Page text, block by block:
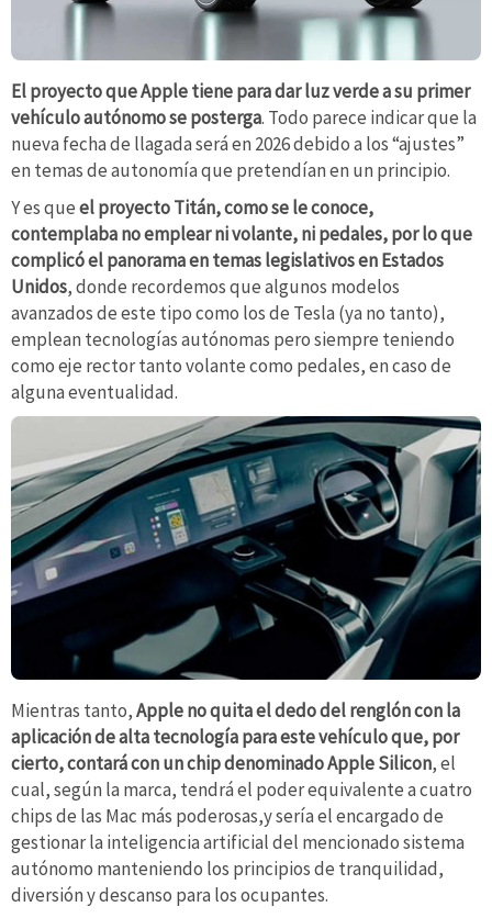
El proyecto que Apple tiene para dar luz verde a su primer
vehículo autónomo se posterga. Todo parece indicar que la
nueva fecha de llagada será en 2026 debido a los “ajustes”
en temas de autonomía que pretendían en un principio.
Y es queel proyecto Titán, como se le conoce,
contemplaba no emplear ni volante, ni pedales, por lo que
complicó el panorama en temas legislativos en Estados
Unidos, donde recordemos que algunos modelos
avanzados de este tipo como los de Tesla (ya no tanto),
emplean tecnologías autónomas pero siempre teniendo
como eje rector tanto volante como pedales, en caso de
alguna eventualidad.
Mientras tanto,Apple no quita el dedo del renglón con la
aplicación de alta tecnología para este vehículo que, por
cierto, contará con un chip denominado Apple Silicon, el
cual, según la marca, tendrá el poder equivalente a cuatro
chips de las Mac más poderosas,y sería el encargado de
gestionar la inteligencia artificial del mencionado sistema
autónomo manteniendo los principios de tranquilidad,
diversión y descanso para los ocupantes.